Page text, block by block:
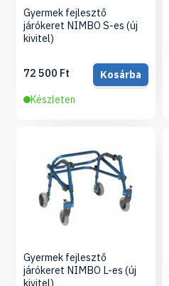
Gyermek fejlesztő
járókeret NIMBO S-es (új
kivitel)
72 500 Ft
Kosárba
Készleten
Gyermek fejlesztő
járókeret NIMBO L-es (új
kivitel)